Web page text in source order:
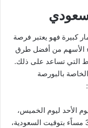
كبيرة فهو يعتبر فرصة
الأسهم من أفضل طرق
التي تساعد على ذلك.
بالبورصة
الأحد ليوم الخميس،
بداية من العاشرة صباحًا ليستمر ل 3 مساًء بتوقيت السعودية،